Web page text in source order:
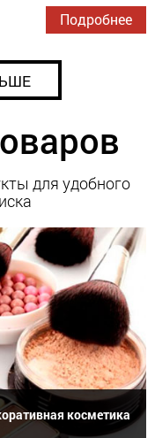
Подробнее
для удобного
косметика